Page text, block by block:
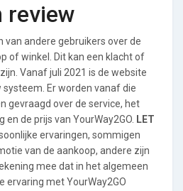
review
van andere gebruikers over de
of winkel. Dit kan een klacht of
Vanaf juli 2021 is de website
Er worden vanaf die
gevraagd over de service, het
en de prijs van YourWay2GO. LET
ervaringen, sommigen
van de aankoop, andere zijn
mee dat in het algemeen
ervaring met YourWay2GO